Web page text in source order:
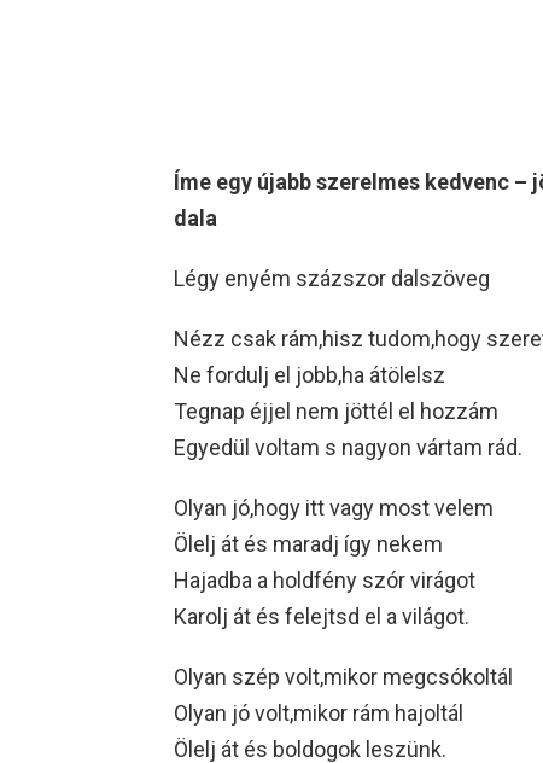
Íme egy újabb szerelmes kedvenc
dala
Légy enyém százszor dalszöveg
Nézz csak rám,hisz tudom,hogy
Ne fordulj el jobb,ha átölelsz
Tegnap éjjel nem jöttél el hozzám
Egyedül voltam s nagyon vártam rád.
Olyan jó,hogy itt vagy most velem
Ölelj át és maradj így nekem
Hajadba a holdfény szór virágot
Karolj át és felejtsd el a világot.
Olyan szép volt,mikor megcsókoltál
Olyan jó volt,mikor rám hajoltál
Ölelj át és boldogok leszünk.